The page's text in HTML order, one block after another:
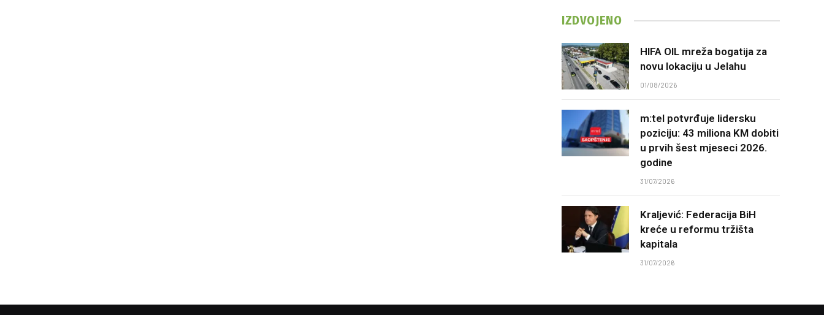
IZDVOJENO
HIFA OIL mreža bogatija za
novu lokaciju u Jelahu
01/08/2026
m:tel potvrđuje lidersku
poziciju: 43 miliona KM dobiti
u prvih šest mjeseci 2026.
godine
31/07/2026
Kraljević: Federacija BiH
kreće u reformu tržišta
kapitala
31/07/2026